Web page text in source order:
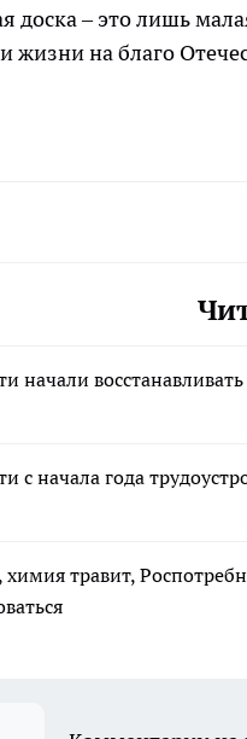
доска – это лишь
жизни на благо
начали
с начала года
химия травит,